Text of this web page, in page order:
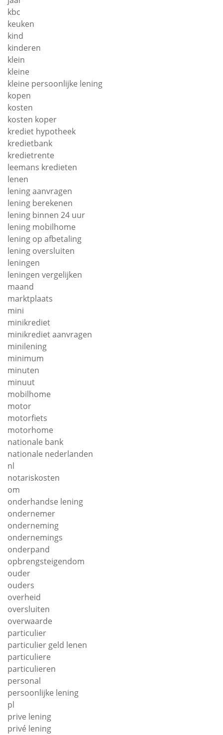
kbc
keuken
kind
kinderen
klein
kleine
kleine persoonlijke lening
kopen
kosten
kosten koper
krediet hypotheek
kredietbank
kredietrente
leemans kredieten
lenen
lening aanvragen
lening berekenen
lening binnen 24 uur
lening mobilhome
lening op afbetaling
lening oversluiten
leningen
leningen vergelijken
maand
marktplaats
mini
minikrediet
minikrediet aanvragen
minilening
minimum
minuten
minuut
mobilhome
motor
motorfiets
motorhome
nationale bank
nationale nederlanden
nl
notariskosten
om
onderhandse lening
ondernemer
onderneming
ondernemings
onderpand
opbrengsteigendom
ouder
ouders
overheid
oversluiten
overwaarde
particulier
particulier geld lenen
particuliere
particulieren
personal
persoonlijke lening
pl
prive lening
privé lening